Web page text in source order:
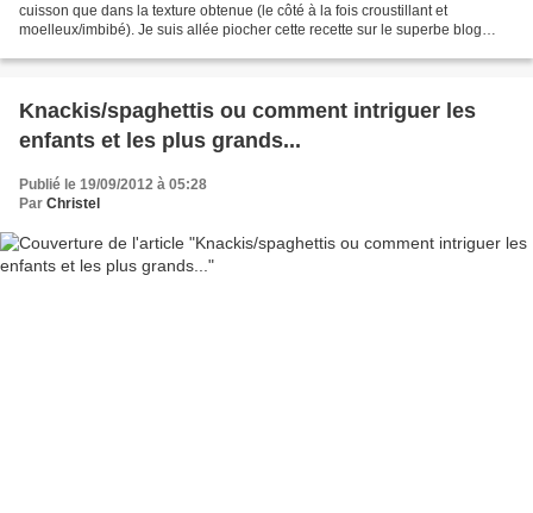
cuisson que dans la texture obtenue (le côté à la fois croustillant et
moelleux/imbibé). Je suis allée piocher cette recette sur le superbe blog
Knackis/spaghettis ou comment intriguer les
enfants et les plus grands...
Publié le 19/09/2012 à 05:28
Par Christel